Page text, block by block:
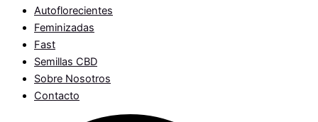
Autoflorecientes
Feminizadas
Fast
Semillas CBD
Sobre Nosotros
Contacto